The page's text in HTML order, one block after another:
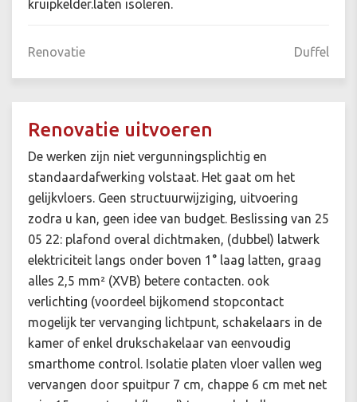
kruipkelder.laten isoleren.
Renovatie Duffel
Renovatie uitvoeren
De werken zijn niet vergunningsplichtig en
standaardafwerking volstaat. Het gaat om het
gelijkvloers. Geen structuurwijziging, uitvoering
zodra u kan, geen idee van budget. Beslissing van 25
05 22: plafond overal dichtmaken, (dubbel) latwerk
elektriciteit langs onder boven 1° laag latten, graag
alles 2,5 mm² (XVB) betere contacten. ook
verlichting (voordeel bijkomend stopcontact
mogelijk ter vervanging lichtpunt, schakelaars in de
kamer of enkel drukschakelaar van eenvoudig
smarthome control. Isolatie platen vloer vallen weg
vervangen door spuitpur 7 cm, chappe 6 cm met net